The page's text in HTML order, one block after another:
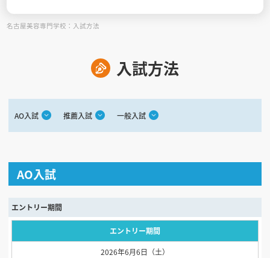
見学会WEB手引書
校内オンラインガイダンス
名古屋美容専門学校：入試方法
入試方法
AO入試 推薦入試 一般入試
AO入試
エントリー期間
エントリー期間
2026年6月6日（土）